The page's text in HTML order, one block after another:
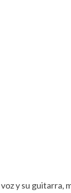
y su guitarra,